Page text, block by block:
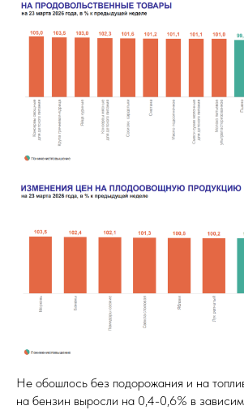
Не обошлось без подорожания и на
на бензин выросли на 0,4-0,6% в